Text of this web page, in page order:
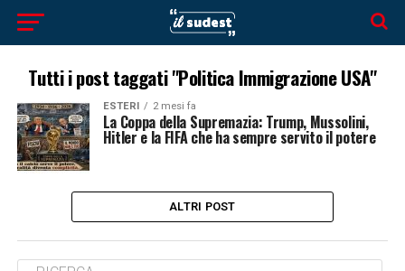
Tutti i post taggati "Politica Immigrazione USA"
ESTERI 2 mesi fa
La Coppa della Supremazia: Trump, Mussolini,
Hitler e la FIFA che ha sempre servito il potere
ALTRI POST